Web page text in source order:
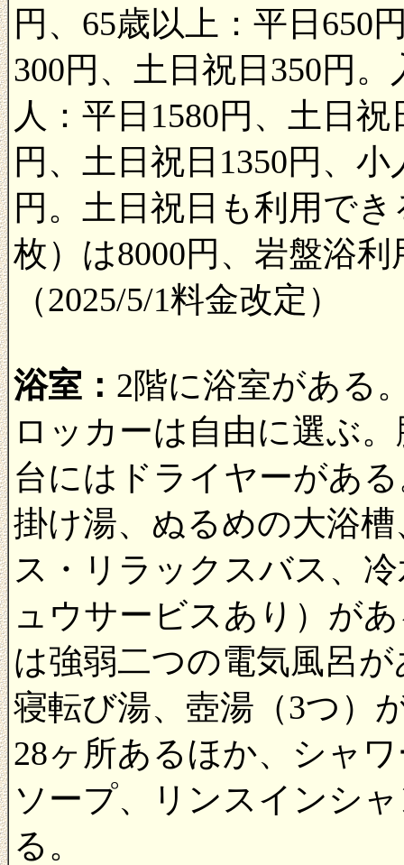
円、65歳以上：平日650
300円、土日祝日350円
人：平日1580円、土日
円、土日祝日1350円、
円。土日祝日も利用で
枚）は8000円、岩盤浴
（2025/5/1料金改定）
浴室： 2階に浴室がある
ロッカーは自由に選ぶ
台にはドライヤーがあ
掛け湯、ぬるめの大浴
ス・リラックスバス、
ュウサービスあり）が
は強弱二つの電気風呂
寝転び湯、壺湯（3つ）
28ヶ所あるほか、シャ
ソープ、リンスインシ
る。